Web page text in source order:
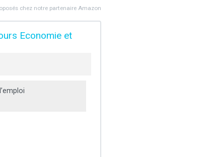
chez notre partenaire Amazon
Economie et